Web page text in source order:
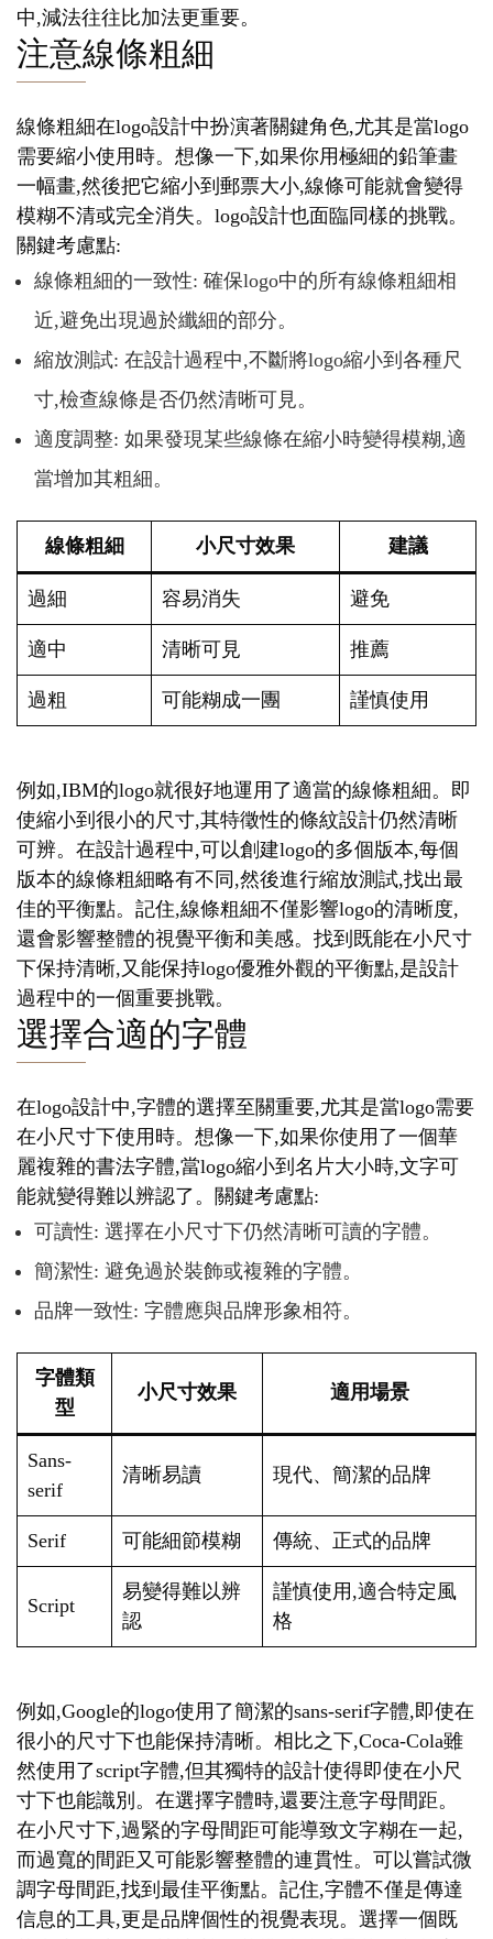
中,減法往往比加法更重要。
注意線條粗細
線條粗細在logo設計中扮演著關鍵角色,尤其是當logo
需要縮小使用時。想像一下,如果你用極細的鉛筆畫
一幅畫,然後把它縮小到郵票大小,線條可能就會變得
模糊不清或完全消失。logo設計也面臨同樣的挑戰。
關鍵考慮點:
線條粗細的一致性: 確保logo中的所有線條粗細相
近,避免出現過於纖細的部分。
縮放測試: 在設計過程中,不斷將logo縮小到各種尺
寸,檢查線條是否仍然清晰可見。
適度調整: 如果發現某些線條在縮小時變得模糊,適
當增加其粗細。
線條粗細 小尺寸效果 建議
過細 容易消失 避免
適中 清晰可見 推薦
過粗 可能糊成一團 謹慎使用
例如,IBM的logo就很好地運用了適當的線條粗細。即
使縮小到很小的尺寸,其特徵性的條紋設計仍然清晰
可辨。在設計過程中,可以創建logo的多個版本,每個
版本的線條粗細略有不同,然後進行縮放測試,找出最
佳的平衡點。記住,線條粗細不僅影響logo的清晰度,
還會影響整體的視覺平衡和美感。找到既能在小尺寸
下保持清晰,又能保持logo優雅外觀的平衡點,是設計
過程中的一個重要挑戰。
選擇合適的字體
在logo設計中,字體的選擇至關重要,尤其是當logo需要
在小尺寸下使用時。想像一下,如果你使用了一個華
麗複雜的書法字體,當logo縮小到名片大小時,文字可
能就變得難以辨認了。關鍵考慮點:
可讀性: 選擇在小尺寸下仍然清晰可讀的字體。
簡潔性: 避免過於裝飾或複雜的字體。
品牌一致性: 字體應與品牌形象相符。
字體類
型
小尺寸效果 適用場景
Sans-
serif
清晰易讀 現代、簡潔的品牌
Serif 可能細節模糊 傳統、正式的品牌
Script
易變得難以辨
認
謹慎使用,適合特定風
格
例如,Google的logo使用了簡潔的sans-serif字體,即使在
很小的尺寸下也能保持清晰。相比之下,Coca-Cola雖
然使用了script字體,但其獨特的設計使得即使在小尺
寸下也能識別。在選擇字體時,還要注意字母間距。
在小尺寸下,過緊的字母間距可能導致文字糊在一起,
而過寬的間距又可能影響整體的連貫性。可以嘗試微
調字母間距,找到最佳平衡點。記住,字體不僅是傳達
信息的工具,更是品牌個性的視覺表現。選擇一個既